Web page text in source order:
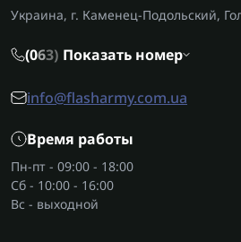
Украина, г. Каменец-Подольский,
(063) Показать номер
info@flasharmy.com.ua
Время работы
Пн-пт - 09:00 - 18:00
Сб - 10:00 - 16:00
Вс - выходной